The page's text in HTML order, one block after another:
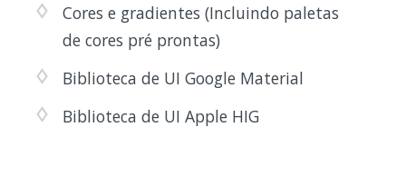
Cores e gradientes (Incluindo paletas
de cores pré prontas)
Biblioteca de UI Google Material
Biblioteca de UI Apple HIG